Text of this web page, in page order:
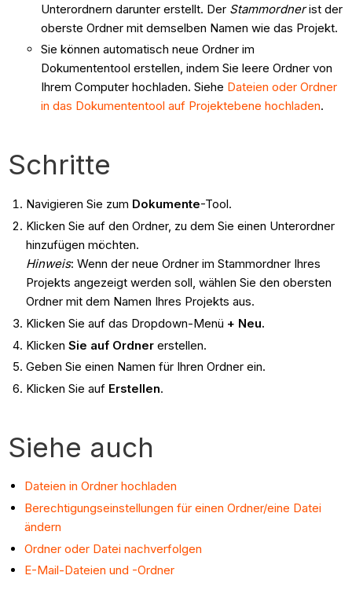
Unterordnern darunter erstellt. Der Stammordnerist der
oberste Ordner mit demselben Namen wie das Projekt.
Sie können automatisch neue Ordner im
Dokumententool erstellen, indem Sie leere Ordner von
Ihrem Computer hochladen. Siehe Dateien oder Ordner
in das Dokumententool auf Projektebene hochladen.
Schritte
Navigieren Sie zum Dokumente-Tool.
Klicken Sie auf den Ordner, zu dem Sie einen Unterordner
hinzufügen möchten.
Hinweis: Wenn der neue Ordner im Stammordner Ihres
Projekts angezeigt werden soll, wählen Sie den obersten
Ordner mit dem Namen Ihres Projekts aus.
Klicken Sie auf das Dropdown-Menü + Neu.
Klicken Sie auf Ordnererstellen.
Geben Sie einen Namen für Ihren Ordner ein.
Klicken Sie auf Erstellen.
Siehe auch
Dateien in Ordner hochladen
Berechtigungseinstellungen für einen Ordner/eine Datei
ändern
Ordner oder Datei nachverfolgen
E-Mail-Dateien und -Ordner